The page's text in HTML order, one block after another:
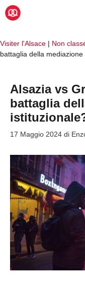
Vai
Visiter l'Alsace | Non
battaglia della
Alsazia vs
battaglia
17 Maggio 2024 di